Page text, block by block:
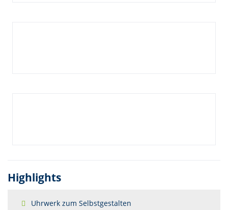
Highlights
Uhrwerk zum Selbstgestalten